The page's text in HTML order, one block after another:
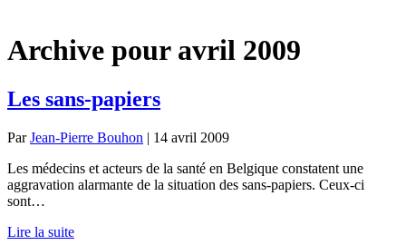
Archive pour avril 2009
Les sans-papiers
ParJean-Pierre Bouhon | 14 avril 2009
Les médecins et acteurs de la santé en Belgique constatent une
aggravation alarmante de la situation des sans-papiers. Ceux-ci
sont…
Lire la suite